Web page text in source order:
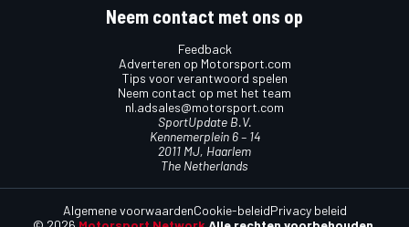
Neem contact met ons op
Feedback
Adverteren op Motorsport.com
Tips voor verantwoord spelen
Neem contact op met het team
nl.adsales@motorsport.com
SportUpdate B.V.
Kennemerplein 6 – 14
2011 MJ, Haarlem
The Netherlands
Algemene voorwaardenCookie-beleidPrivacy beleid